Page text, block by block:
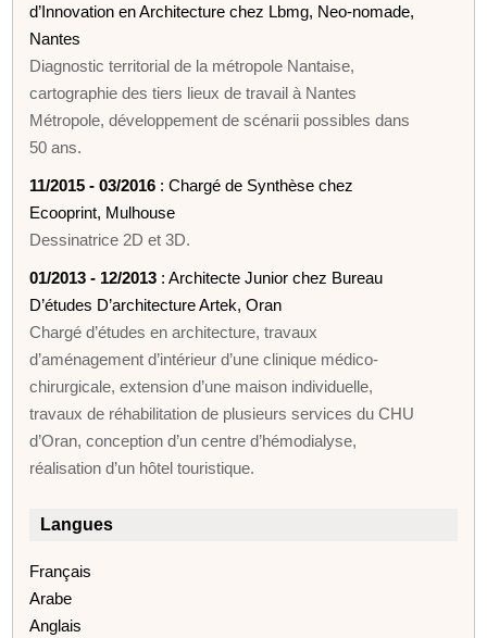
d’Innovation en Architecture chez Lbmg, Neo-nomade,
Nantes
Diagnostic territorial de la métropole Nantaise,
cartographie des tiers lieux de travail à Nantes
Métropole, développement de scénarii possibles dans
50 ans.
11/2015 - 03/2016 : Chargé de Synthèse chez
Ecooprint, Mulhouse
Dessinatrice 2D et 3D.
01/2013 - 12/2013 : Architecte Junior chez Bureau
D’études D’architecture Artek, Oran
Chargé d’études en architecture, travaux
d’aménagement d’intérieur d’une clinique médico-
chirurgicale, extension d’une maison individuelle,
travaux de réhabilitation de plusieurs services du CHU
d’Oran, conception d’un centre d’hémodialyse,
réalisation d’un hôtel touristique.
Langues
Français
Arabe
Anglais